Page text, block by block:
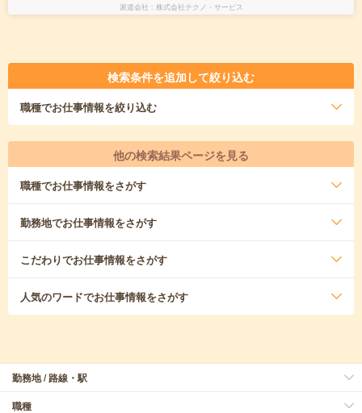
派遣会社 株式会社テクノ・サービス
検索条件を追加して絞り込む
職種でお仕事情報を絞り込む
他の検索結果ページを見る
職種でお仕事情報をさがす
勤務地でお仕事情報をさがす
こだわりでお仕事情報をさがす
人気のワードでお仕事情報をさがす
勤務地 / 路線・駅
職種